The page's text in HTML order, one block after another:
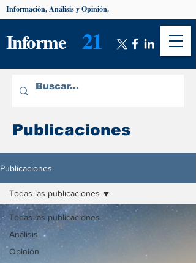
Informe 21
Información, Análisis y Opinión.
Publicaciones
Publicaciones
Todas las publicaciones
Análisis
Opinión
Todas las publicaciones